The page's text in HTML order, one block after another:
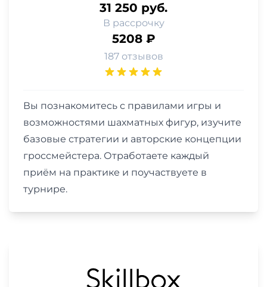
31 250 руб.
В рассрочку
5208 ₽
187 отзывов
Вы познакомитесь с правилами игры и
возможностями шахматных фигур, изучите
базовые стратегии и авторские концепции
гроссмейстера. Отработаете каждый
приём на практике и поучаствуете в
турнире.